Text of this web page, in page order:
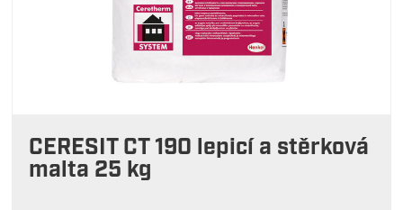
CERESIT CT 190 lepicí a stěrková
malta 25 kg